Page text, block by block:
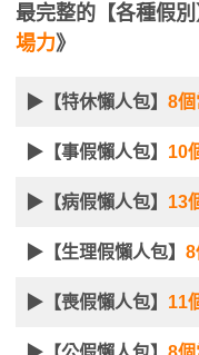
最完整的【各種假
場力》
▶【特休懶人包】 8個
▶【事假懶人包】 10
▶【病假懶人包】 13
▶【生理假懶人包】 8
▶【喪假懶人包】 11